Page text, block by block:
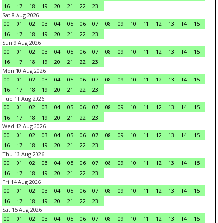
16
17 18 19 20 21 22
23
Sat 8 Aug 2026
00
01 02 03 04 05 06 07 08 09 10 11 12 13 14
15
16
17 18 19 20 21 22
23
Sun 9 Aug 2026
00
01 02 03 04 05 06 07 08 09 10 11 12 13 14
15
16
17 18 19 20 21 22
23
Mon 10 Aug 2026
00
01 02 03 04 05 06 07 08 09 10 11 12 13 14
15
16
17 18 19 20 21 22
23
Tue 11 Aug 2026
00
01 02 03 04 05 06 07 08 09 10 11 12 13 14
15
16
17 18 19 20 21 22
23
Wed 12 Aug 2026
00
01 02 03 04 05 06 07 08 09 10 11 12 13 14
15
16
17 18 19 20 21 22
23
Thu 13 Aug 2026
00
01 02 03 04 05 06 07 08 09 10 11 12 13 14
15
16
17 18 19 20 21 22
23
Fri 14 Aug 2026
00
01 02 03 04 05 06 07 08 09 10 11 12 13 14
15
16
17 18 19 20 21 22
23
Sat 15 Aug 2026
00
01 02 03 04 05 06 07 08 09 10 11 12 13 14 15